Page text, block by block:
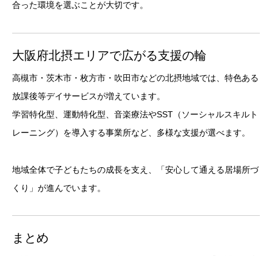
合った環境を選ぶことが大切です。
大阪府北摂エリアで広がる支援の輪
高槻市・茨木市・枚方市・吹田市などの北摂地域では、特色ある
放課後等デイサービスが増えています。
学習特化型、運動特化型、音楽療法やSST（ソーシャルスキルト
レーニング）を導入する事業所など、多様な支援が選べます。
地域全体で子どもたちの成長を支え、「安心して通える居場所づ
くり」が進んでいます。
まとめ